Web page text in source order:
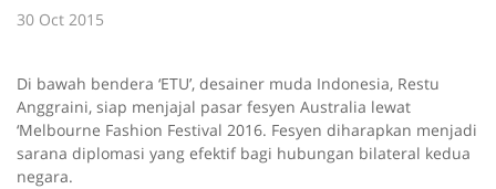
30 Oct 2015
Di bawah bendera ‘ETU’, desainer muda Indonesia, Restu
Anggraini, siap menjajal pasar fesyen Australia lewat
‘Melbourne Fashion Festival 2016. Fesyen diharapkan menjadi
sarana diplomasi yang efektif bagi hubungan bilateral kedua
negara.